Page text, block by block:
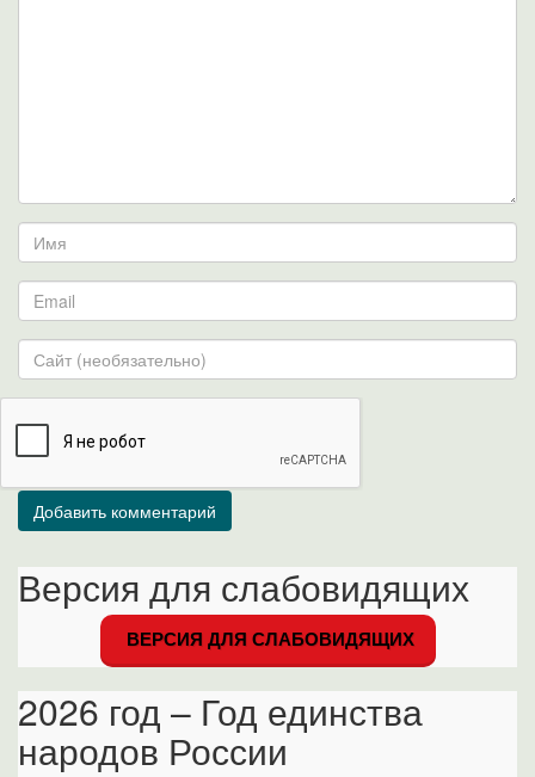
Версия для слабовидящих
ВЕРСИЯ ДЛЯ СЛАБОВИДЯЩИХ
2026 год – Год единства
народов России